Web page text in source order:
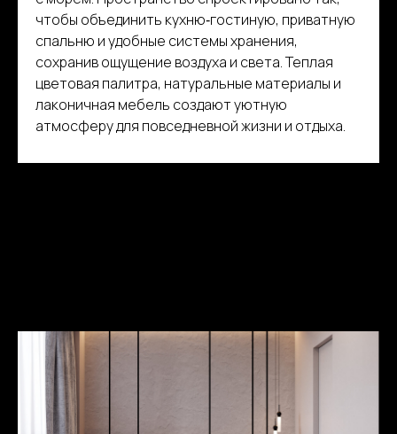
чтобы объединить кухню‑гостиную, приватную
спальню и удобные системы хранения,
сохранив ощущение воздуха и света. Теплая
цветовая палитра, натуральные материалы и
лаконичная мебель создают уютную
атмосферу для повседневной жизни и отдыха.